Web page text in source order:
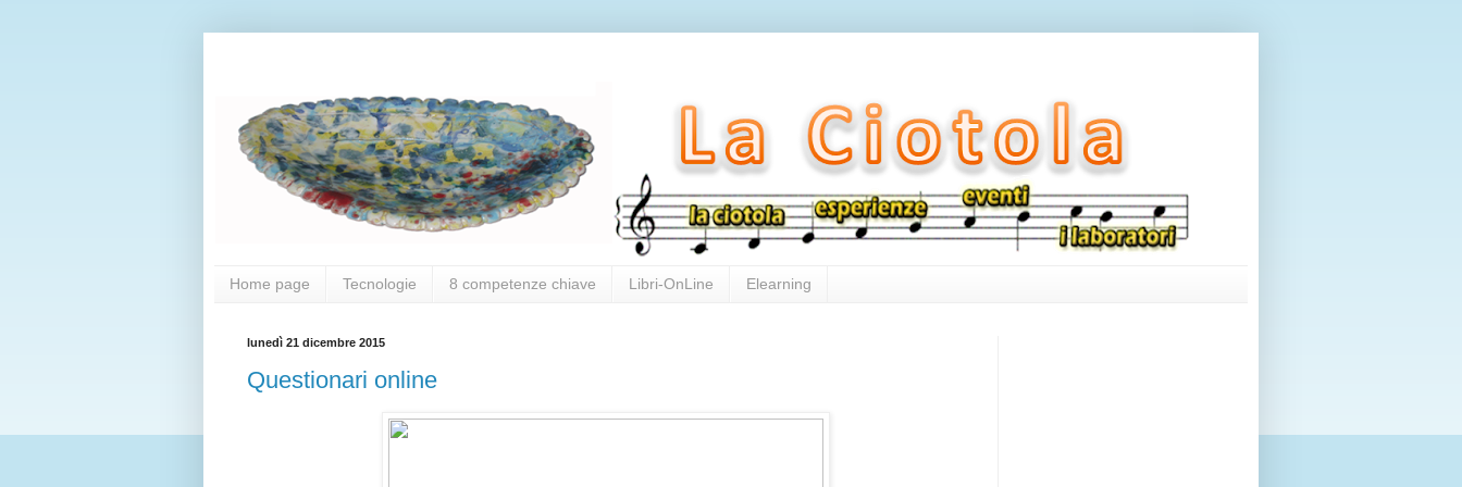
Home page Tecnologie 8 competenze chiave Libri-OnLine Elearning
lunedì 21 dicembre 2015
Questionari online